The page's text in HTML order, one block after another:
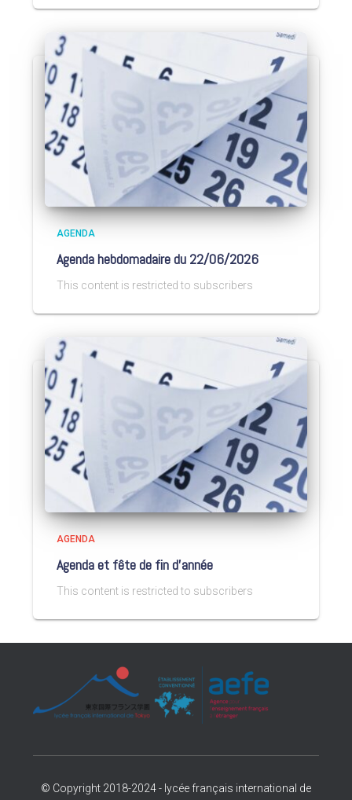
AGENDA
Agenda hebdomadaire du 22/06/2026
This content is restricted to subscribers
AGENDA
Agenda et fête de fin d’année
This content is restricted to subscribers
© Copyright 2018-2024 - lycée français international de